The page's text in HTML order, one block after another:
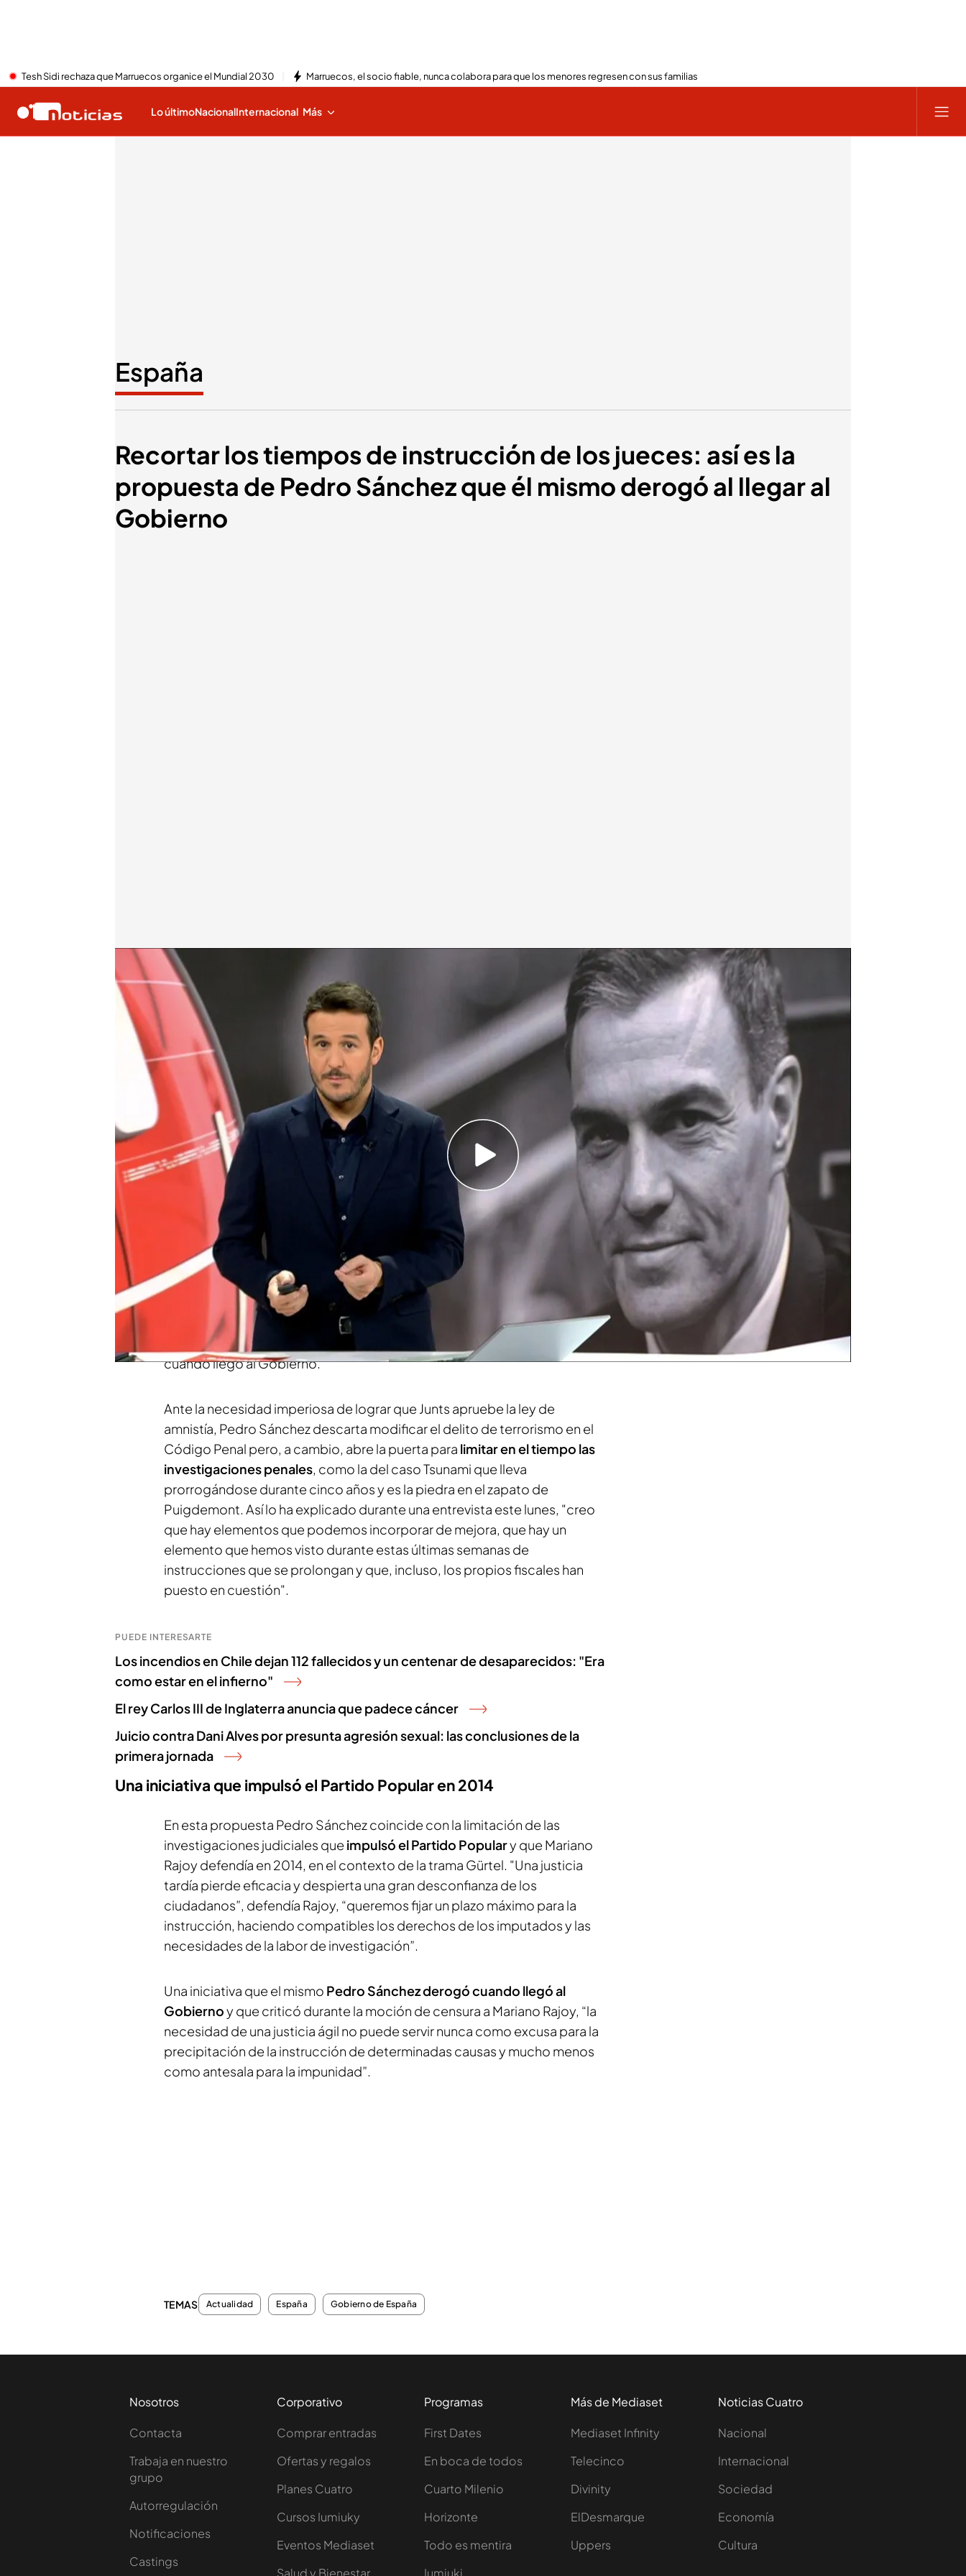
Tesh Sidi rechaza que Marruecos organice el Mundial 2030 Marruecos, el socio fiable, nunca colabora para que los menores regresen con sus familias
Lo últimoNacionalInternacional Más
España
Recortar los tiempos de instrucción de los jueces: así es la
propuesta de Pedro Sánchez que él mismo derogó al llegar al
Gobierno
Sánchez propone limitar los tiempos de instrucción de los jueces
Redacción digital Noticias Cuatro
05 FEB 2024 - 21:11h.
Pedro Sánchez abre la puerta a limitar el tiempo de las investigaciones
penales
El Partido Popular impulsó en 2014 la limitación de las investigaciones
judiciales en el contexto de la trama Gürtel
El contundente escrito del fiscal contra el juez del caso Tsunami, frase
a frase
Pedro Sánchez asegura que estáconvencidode que la ley de amnistía
adelante, pero tiene que convencer al partido de Puigdemont de
que vote a favor de la norma. Para eso, el presidente del Gobierno ha
hecho suya una propuesta del Partido Popular que él mismo derogó
cuando llegó al Gobierno.
Ante la necesidad imperiosa de lograr que Junts apruebe la ley de
amnistía, Pedro Sánchez descarta modificar el delito de terrorismo en el
Código Penal pero, a cambio, abre la puerta para limitar en el tiempo las
investigaciones penales, como la del caso Tsunami que lleva
prorrogándose durante cinco años y es la piedra en el zapato de
Puigdemont. Así lo ha explicado durante una entrevista este lunes, "creo
que hay elementos que podemos incorporar de mejora, que hay un
elemento que hemos visto durante estas últimas semanas de
instrucciones que se prolongan y que, incluso, los propios fiscales han
puesto en cuestión".
PUEDE INTERESARTE
Los incendios en Chile dejan 112 fallecidos y un centenar de desaparecidos: "Era
como estar en el infierno"
El rey Carlos III de Inglaterra anuncia que padece cáncer
Juicio contra Dani Alves por presunta agresión sexual: las conclusiones de la
primera jornada
Una iniciativa que impulsó el Partido Popular en 2014
En esta propuesta Pedro Sánchez coincide con la limitación de las
investigaciones judiciales que impulsó el Partido Populary que Mariano
Rajoy defendía en 2014, en el contexto de la trama Gürtel. "Una justicia
tardía pierde eficacia y despierta una gran desconfianza de los
ciudadanos”, defendía Rajoy, “queremos fijar un plazo máximo para la
instrucción, haciendo compatibles los derechos de los imputados y las
necesidades de la labor de investigación”.
Una iniciativa que el mismo Pedro Sánchez derogó cuando llegó al
Gobiernoy que criticó durante la moción de censura a Mariano Rajoy, “la
necesidad de una justicia ágil no puede servir nunca como excusa para la
precipitación de la instrucción de determinadas causas y mucho menos
como antesala para la impunidad”.
TEMAS Actualidad España Gobierno de España
Nosotros
Contacta
Trabaja en nuestro
grupo
Autorregulación
Notificaciones
Castings
Corporativo
Comprar entradas
Ofertas y regalos
Planes Cuatro
Cursos Iumiuky
Eventos Mediaset
Salud y Bienestar
Programas
First Dates
En boca de todos
Cuarto Milenio
Horizonte
Todo es mentira
Iumiuki
Más de Mediaset
Mediaset Infinity
Telecinco
Divinity
ElDesmarque
Uppers
Noticias Cuatro
Nacional
Internacional
Sociedad
Economía
Cultura